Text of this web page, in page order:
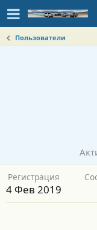
Пользователи
Регистрация
4 Фев 2019